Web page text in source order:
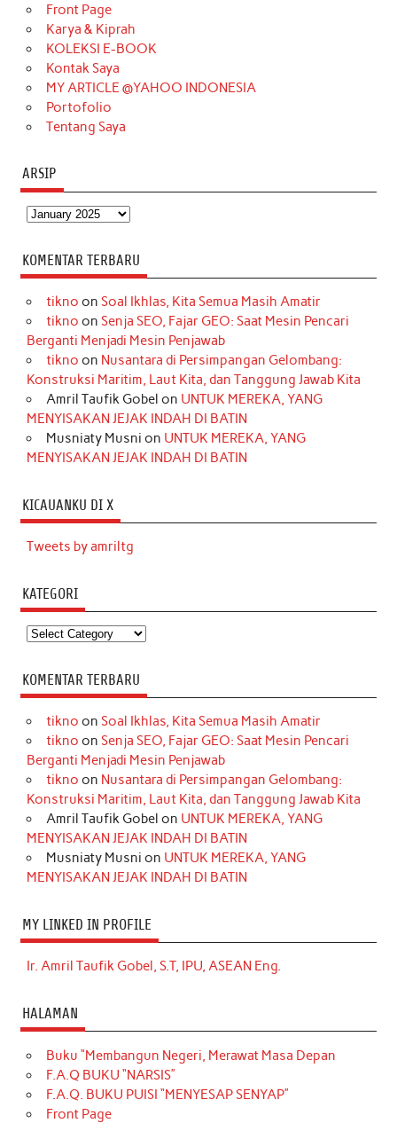
o
k
r
a
m
Front Page
Karya & Kiprah
KOLEKSI E-BOOK
Kontak Saya
MY ARTICLE @YAHOO INDONESIA
Portofolio
Tentang Saya
ARSIP
Arsip
KOMENTAR TERBARU
tikno on Soal Ikhlas, Kita Semua Masih Amatir
tikno on Senja SEO, Fajar GEO: Saat Mesin Pencari
Berganti Menjadi Mesin Penjawab
tikno on Nusantara di Persimpangan Gelombang:
Konstruksi Maritim, Laut Kita, dan Tanggung Jawab Kita
Amril Taufik Gobel on UNTUK MEREKA, YANG
MENYISAKAN JEJAK INDAH DI BATIN
Musniaty Musni on UNTUK MEREKA, YANG
MENYISAKAN JEJAK INDAH DI BATIN
KICAUANKU DI X
Tweets by amriltg
KATEGORI
Kategori
KOMENTAR TERBARU
tikno on Soal Ikhlas, Kita Semua Masih Amatir
tikno on Senja SEO, Fajar GEO: Saat Mesin Pencari
Berganti Menjadi Mesin Penjawab
tikno on Nusantara di Persimpangan Gelombang:
Konstruksi Maritim, Laut Kita, dan Tanggung Jawab Kita
Amril Taufik Gobel on UNTUK MEREKA, YANG
MENYISAKAN JEJAK INDAH DI BATIN
Musniaty Musni on UNTUK MEREKA, YANG
MENYISAKAN JEJAK INDAH DI BATIN
MY LINKED IN PROFILE
Ir. Amril Taufik Gobel, S.T, IPU, ASEAN Eng.
HALAMAN
Buku “Membangun Negeri, Merawat Masa Depan
F.A.Q BUKU “NARSIS”
F.A.Q. BUKU PUISI “MENYESAP SENYAP”
Front Page